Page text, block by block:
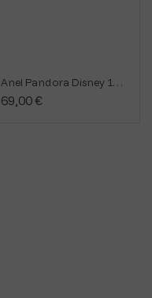
Anel Pandora Disney 193652C01
69,00 €